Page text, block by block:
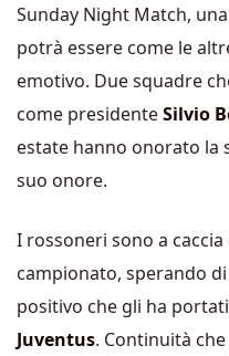
Sunday Night Match,
potrà essere come le
emotivo. Due squadre
come presidenteSilvio
estate hanno onorato la
suo onore.
I rossoneri sono a
campionato, sperando
positivo che gli ha
Juventus. Continuità